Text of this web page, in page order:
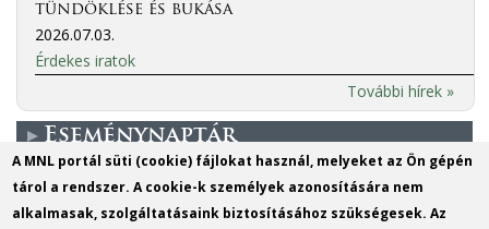
tündöklése és bukása
2026.07.03.
Érdekes iratok
További hírek »
Eseménynaptár
More events
A MNL portál süti (cookie) fájlokat használ, melyeket az Ön gépén
tárol a rendszer. A cookie-k személyek azonosítására nem
alkalmasak, szolgáltatásaink biztosításához szükségesek. Az